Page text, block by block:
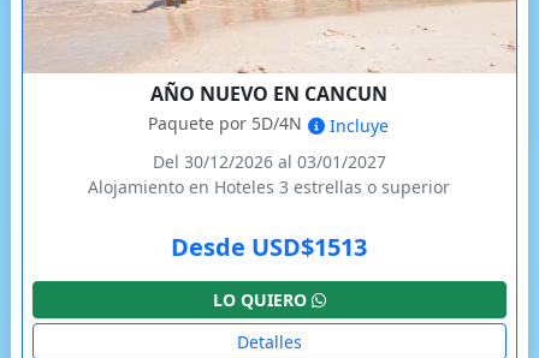
AÑO NUEVO EN CANCUN
Paquete por 5D/4N
Incluye
Del 30/12/2026 al 03/01/2027
Alojamiento en Hoteles 3 estrellas o superior
Desde USD$1513
LO QUIERO
Detalles